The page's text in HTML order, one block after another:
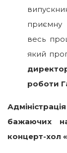
приємну
весь
який
роботи
бажаючих
концерт-хол